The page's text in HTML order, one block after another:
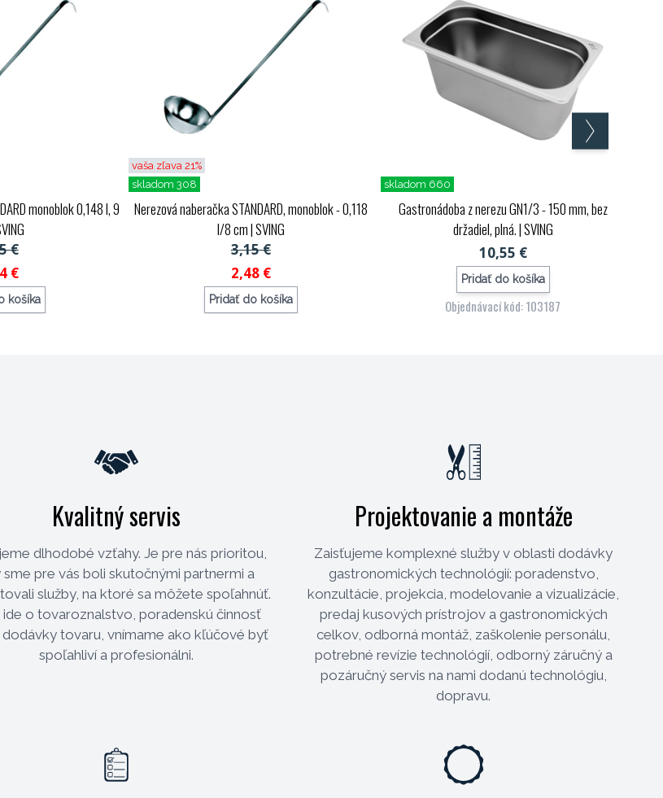
monoblok 0,148 l, 9
€
€
košíka
vaša zľava 21%
skladom 308
Nerezová naberačka STANDARD, monoblok - 0,118
l/8 cm| SVING
3,15 €
2,48 €
Pridať do košíka
skladom 660
Gastronádoba z nerezu GN1/3 - 150 mm, bez
držadiel, plná.| SVING
10,55 €
Pridať do košíka
Objednávací kód: 103187
Kvalitný servis
dlhodobé vzťahy. Je pre nás prioritou,
sme pre vás boli skutočnými partnermi a
služby, na ktoré sa môžete spoľahnúť.
ide o tovaroznalstvo, poradenskú činnosť
tovaru, vnímame ako kľúčové byť
spoľahliví a profesionálni.
Projektovanie a montáže
Zaisťujeme komplexné služby v oblasti dodávky
gastronomických technológií: poradenstvo,
konzultácie, projekcia, modelovanie a vizualizácie,
predaj kusových prístrojov a gastronomických
celkov, odborná montáž, zaškolenie personálu,
potrebné revízie technológií, odborný záručný a
pozáručný servis na nami dodanú technológiu,
dopravu.